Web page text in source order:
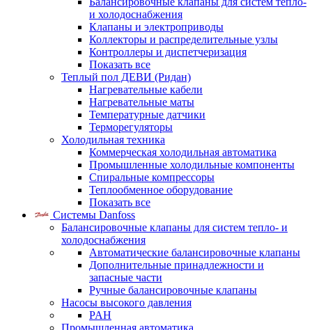
и холодоснабжения
Клапаны и электроприводы
Коллекторы и распределительные узлы
Контроллеры и диспетчеризация
Показать все
Теплый пол ДЕВИ (Ридан)
Нагревательные кабели
Нагревательные маты
Температурные датчики
Терморегуляторы
Холодильная техника
Коммерческая холодильная автоматика
Промышленные холодильные компоненты
Спиральные компрессоры
Теплообменное оборудование
Показать все
Системы Danfoss
Балансировочные клапаны для систем тепло- и
холодоснабжения
Автоматические балансировочные клапаны
Дополнительные принадлежности и
запасные части
Ручные балансировочные клапаны
Насосы высокого давления
PAH
Промышленная автоматика